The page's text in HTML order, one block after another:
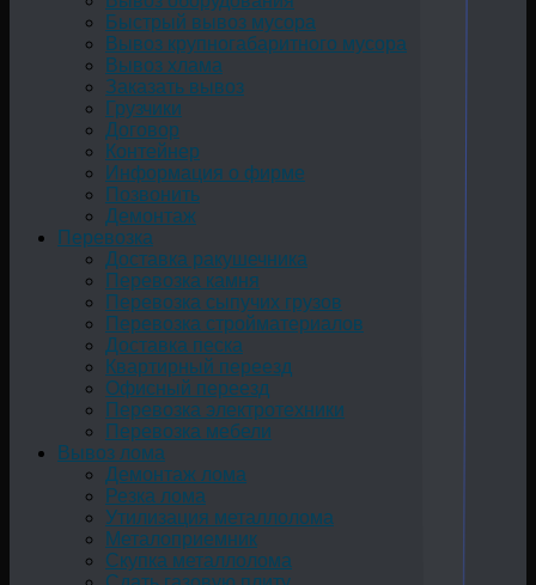
Быстрый вывоз мусора
Вывоз крупногабаритного мусора
Вывоз хлама
Заказать вывоз
Грузчики
Договор
Контейнер
Информация о фирме
Позвонить
Демонтаж
Перевозка
Доставка ракушечника
Перевозка камня
Перевозка сыпучих грузов
Перевозка стройматериалов
Доставка песка
Квартирный переезд
Офисный переезд
Перевозка электротехники
Перевозка мебели
Вывоз лома
Демонтаж лома
Резка лома
Утилизация металлолома
Металоприемник
Скупка металлолома